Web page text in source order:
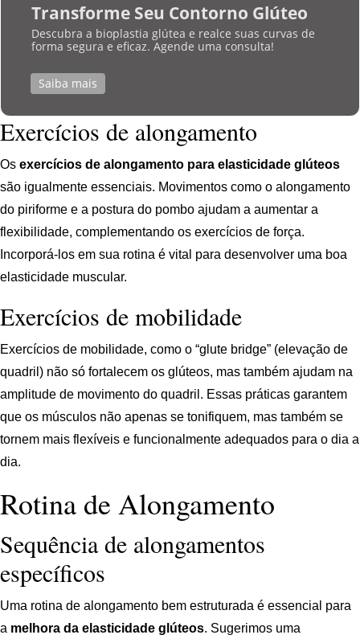
Transforme Seu Contorno Glúteo
Descubra a bioplastia glútea e realce suas curvas de
forma segura e eficaz. Agende uma consulta!
Saiba mais
Exercícios de alongamento
Os exercícios de alongamento para elasticidade glúteos
são igualmente essenciais. Movimentos como o alongamento
do piriforme e a postura do pombo ajudam a aumentar a
flexibilidade, complementando os exercícios de força.
Incorporá-los em sua rotina é vital para desenvolver uma boa
elasticidade muscular.
Exercícios de mobilidade
Exercícios de mobilidade, como o “glute bridge” (elevação de
quadril) não só fortalecem os glúteos, mas também ajudam na
amplitude de movimento do quadril. Essas práticas garantem
que os músculos não apenas se tonifiquem, mas também se
tornem mais flexíveis e funcionalmente adequados para o dia a
dia.
Rotina de Alongamento
Sequência de alongamentos
específicos
Uma rotina de alongamento bem estruturada é essencial para
a melhora da elasticidade glúteos. Sugerimos uma